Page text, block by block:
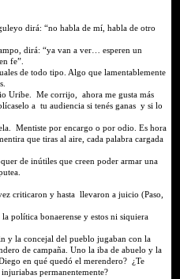
dirá: “no habla de mí, habla de otro
dirá: “ya van a ver… esperen un
fe”.
de todo tipo. Algo que lamentablemente
Uribe. Me corrijo, ahora me gusta más
a tu audiencia si tenés ganas y si lo
Mentiste por encargo o por odio. Es hora
que tiras al aire, cada palabra cargada
de inútiles que creen poder armar una
criticaron y hasta llevaron a juicio (Paso,
política bonaerense y estos ni siquiera
y la concejal del pueblo jugaban con la
de campaña. Uno la iba de abuelo y la
en qué quedó el merendero? ¿Te
permanentemente?